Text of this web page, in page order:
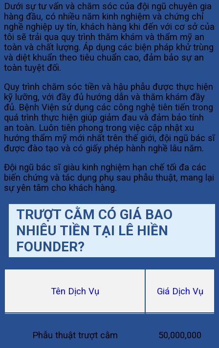
Dưới sự tư vấn và chăm sóc của đội ngũ chuyên gia
hàng đầu, có nhiều năm kinh nghiệm và chứng chỉ
nghề nghiệp uy tín, khách hàng khi đến với cơ sở của
tôi sẽ trải qua quy trình thăm khám và thẩm mỹ an
toàn và chất lượng. Áp dụng các biện pháp khử trùng
và diệt khuẩn theo tiêu chuẩn cao, đảm bảo sự an
toàn tuyệt đối.
Quy trình chăm sóc tiền và hậu phẫu được thực hiện
kỹ lưỡng, với đầy đủ hướng dẫn và thăm khám đầy
đủ. Bệnh Viện sử dụng các công nghệ tiên tiến trong
quá trình thực hiện giúp giảm đau và đảm bảo tính
an toàn. Luôn tiên phong trong việc cập nhật xu
hướng thẩm mỹ mới nhất trên thế giới, đội ngũ bác sĩ
được đào tạo và có giấy phép hành nghề lâu năm.
Đội ngũ bác sĩ giàu kinh nghiệm hạn chế tối đa các
biến chứng và tác dụng phụ sau phẫu thuật, mang lại
sự yên tâm cho khách hàng.
TRƯỢT CẰM CÓ GIÁ BAO
NHIÊU TIỀN TẠI LÊ HIỀN
FOUNDER?
Tên Dịch Vụ Giá Dịch Vụ
Phẫu thuật trượt cằm 50,000,000